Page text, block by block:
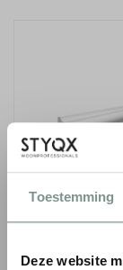
Toestemming
Deze website
● Voor 10.15 uur